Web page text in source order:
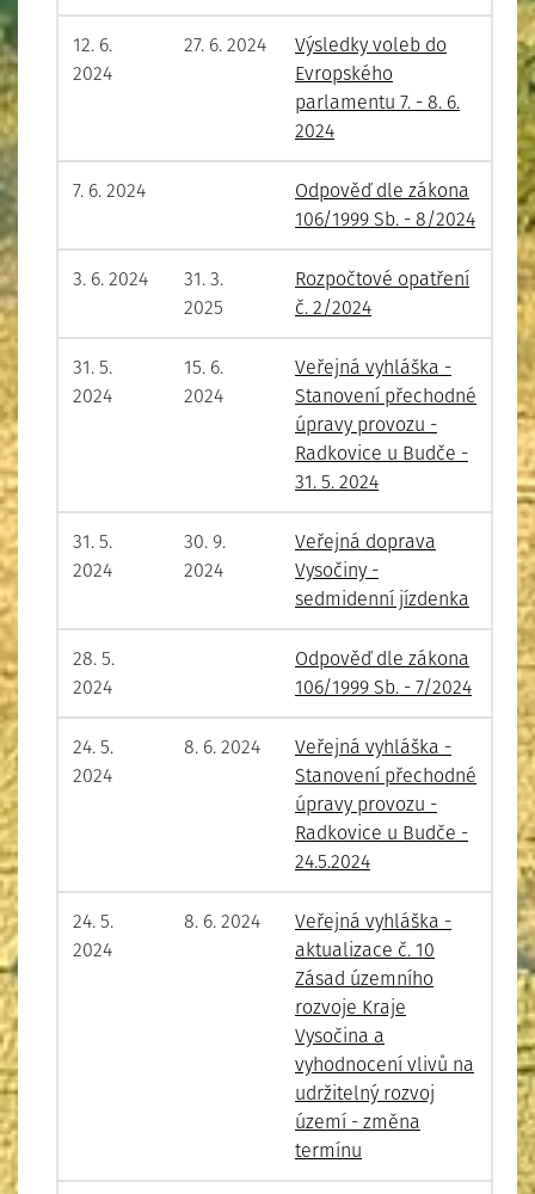
12. 6.
2024
27. 6. 2024
Výsledky voleb do
Evropského
parlamentu 7. - 8. 6.
2024
7. 6. 2024
Odpověď dle zákona
106/1999 Sb. - 8/2024
3. 6. 2024
31. 3.
2025
Rozpočtové opatření
č. 2/2024
31. 5.
2024
15. 6.
2024
Veřejná vyhláška -
Stanovení přechodné
úpravy provozu -
Radkovice u Budče -
31. 5. 2024
31. 5.
2024
30. 9.
2024
Veřejná doprava
Vysočiny -
sedmidenní jízdenka
28. 5.
2024
Odpověď dle zákona
106/1999 Sb. - 7/2024
24. 5.
2024
8. 6. 2024
Veřejná vyhláška -
Stanovení přechodné
úpravy provozu -
Radkovice u Budče -
24.5.2024
24. 5.
2024
8. 6. 2024
Veřejná vyhláška -
aktualizace č. 10
Zásad územního
rozvoje Kraje
Vysočina a
vyhodnocení vlivů na
udržitelný rozvoj
území - změna
termínu